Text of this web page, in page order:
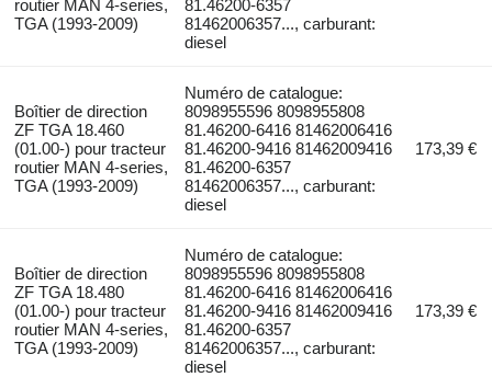
routier MAN 4-series,
TGA (1993-2009)
81.46200-6357
81462006357..., carburant:
diesel
Boîtier de direction
ZF TGA 18.460
(01.00-) pour tracteur
routier MAN 4-series,
TGA (1993-2009)
Numéro de catalogue:
8098955596 8098955808
81.46200-6416 81462006416
81.46200-9416 81462009416
81.46200-6357
81462006357..., carburant:
diesel
173,39 €
Boîtier de direction
ZF TGA 18.480
(01.00-) pour tracteur
routier MAN 4-series,
TGA (1993-2009)
Numéro de catalogue:
8098955596 8098955808
81.46200-6416 81462006416
81.46200-9416 81462009416
81.46200-6357
81462006357..., carburant:
diesel
173,39 €